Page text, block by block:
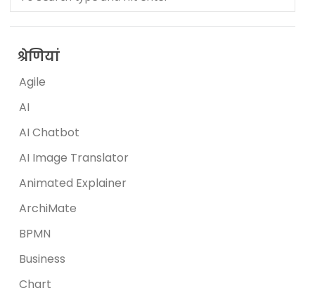
श्रेणियां
Agile
AI
AI Chatbot
AI Image Translator
Animated Explainer
ArchiMate
BPMN
Business
Chart